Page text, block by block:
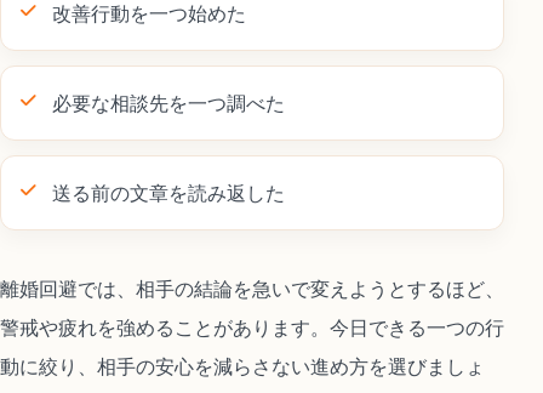
改善行動を一つ始めた
必要な相談先を一つ調べた
送る前の文章を読み返した
離婚回避では、相手の結論を急いで変えようとするほど、
警戒や疲れを強めることがあります。今日できる一つの行
動に絞り、相手の安心を減らさない進め方を選びましょ